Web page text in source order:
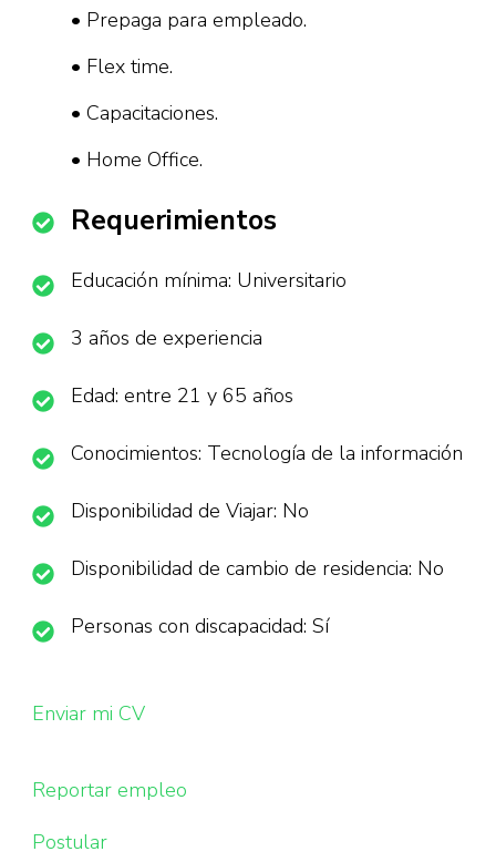
• Prepaga para empleado.
• Flex time.
• Capacitaciones.
• Home Office.
Requerimientos
Educación mínima: Universitario
3 años de experiencia
Edad: entre 21 y 65 años
Conocimientos: Tecnología de la información
Disponibilidad de Viajar: No
Disponibilidad de cambio de residencia: No
Personas con discapacidad: Sí
Enviar mi CV
Reportar empleo
Postular